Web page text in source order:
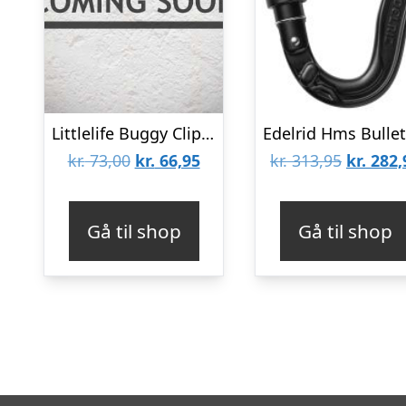
Littlelife Buggy Clip – Karabinhage
kr.73,00 Den
kr. 73,00.
kr. 66,95Den
kr. 66,95.
Gå til shop
kr.313,95 Den
kr.
kr.
Gå til shop